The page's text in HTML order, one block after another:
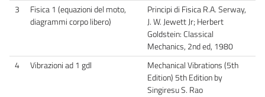
3
Fisica 1 (equazioni del moto,
diagrammi corpo libero)
Principi di Fisica R.A. Serway,
J. W. Jewett Jr; Herbert
Goldstein: Classical
Mechanics, 2nd ed, 1980
4
Vibrazioni ad 1 gdl
Mechanical Vibrations (5th
Edition) 5th Edition by
Singiresu S. Rao